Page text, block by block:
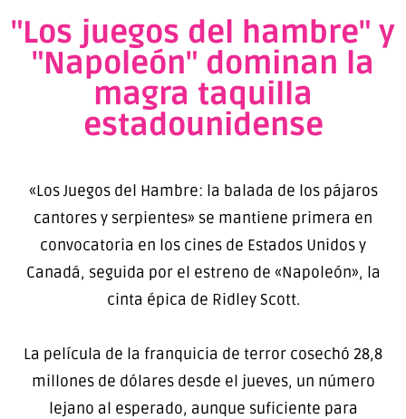
"Los juegos del hambre" y
"Napoleón" dominan la
magra taquilla
estadounidense
«Los Juegos del Hambre: la balada de los pájaros
cantores y serpientes» se mantiene primera en
convocatoria en los cines de Estados Unidos y
Canadá, seguida por el estreno de «Napoleón», la
cinta épica de Ridley Scott.
La película de la franquicia de terror cosechó 28,8
millones de dólares desde el jueves, un número
lejano al esperado, aunque suficiente para